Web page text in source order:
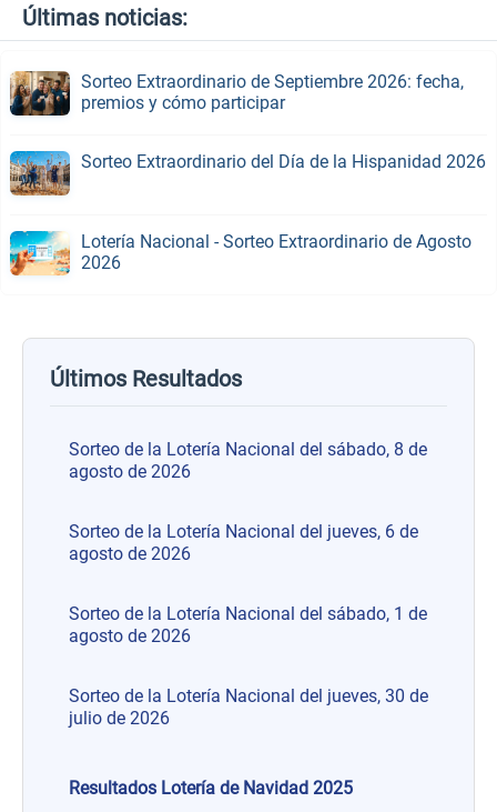
Últimas noticias:
Sorteo Extraordinario de Septiembre 2026: fecha,
premios y cómo participar
Sorteo Extraordinario del Día de la Hispanidad 2026
Lotería Nacional - Sorteo Extraordinario de Agosto
2026
Últimos Resultados
Sorteo de la Lotería Nacional del sábado, 8 de
agosto de 2026
Sorteo de la Lotería Nacional del jueves, 6 de
agosto de 2026
Sorteo de la Lotería Nacional del sábado, 1 de
agosto de 2026
Sorteo de la Lotería Nacional del jueves, 30 de
julio de 2026
Resultados Lotería de Navidad 2025